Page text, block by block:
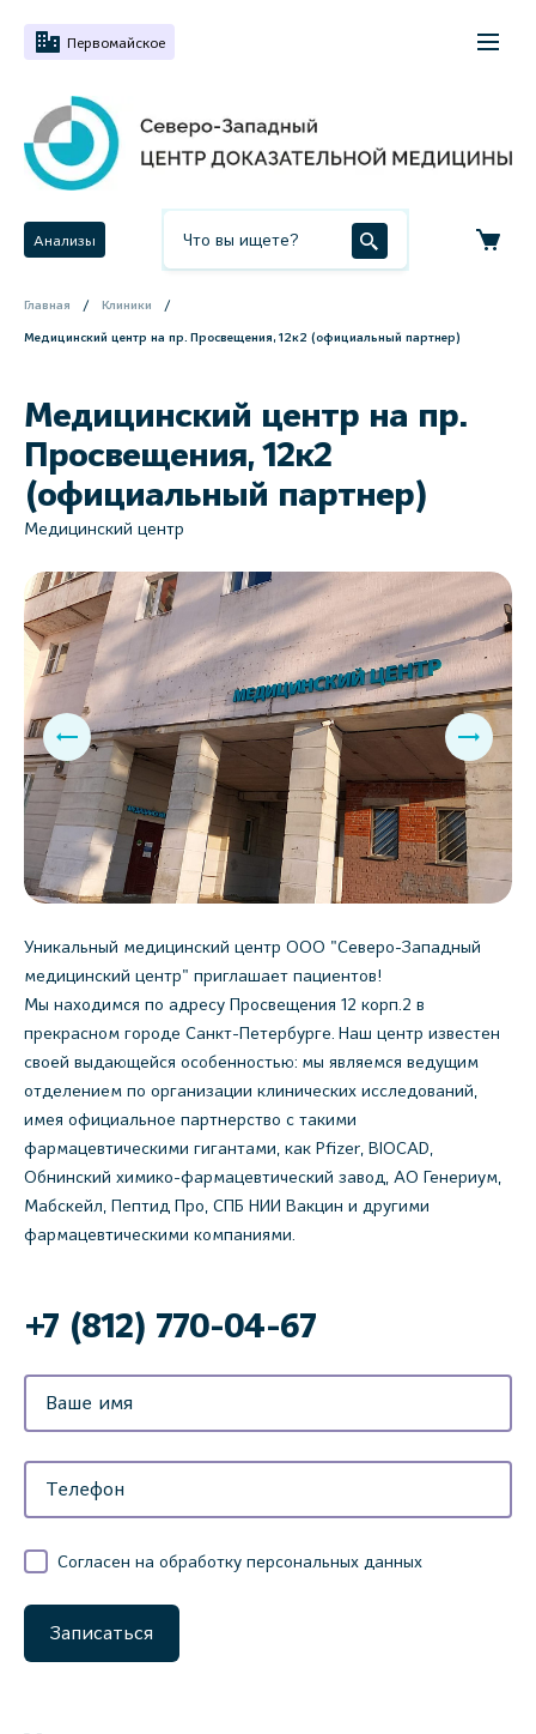
Первомайское
Анализы
Главная Клиники
Медицинский центр на пр. Просвещения, 12к2 (официальный партнер)
Медицинский центр на пр.
Просвещения, 12к2
(официальный партнер)
Медицинский центр
Уникальный медицинский центр ООО "Северо-Западный
медицинский центр" приглашает пациентов!
Мы находимся по адресу Просвещения 12 корп.2 в
прекрасном городе Санкт-Петербурге. Наш центр известен
своей выдающейся особенностью: мы являемся ведущим
отделением по организации клинических исследований,
имея официальное партнерство с такими
фармацевтическими гигантами, как Pfizer, BIOCAD,
Обнинский химико-фармацевтический завод, АО Генериум,
Мабскейл, Пептид Про, СПБ НИИ Вакцин и другими
фармацевтическими компаниями.
+7 (812) 770-04-67
Согласен на обработку персональных данных
Записаться